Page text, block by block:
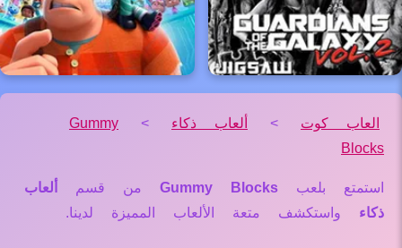
العاب كوت > ألعاب ذكاء >
Gummy
Blocks
استمتع بلعب Gummy Blocks من قسم
ألعاب
ذكاء واستكشف متعة الألعاب المميزة لدينا.